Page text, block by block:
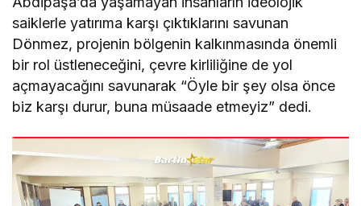
saiklerle yatırıma karşı çıktıklarını savunan
Dönmez, projenin bölgenin kalkınmasında önemli
bir rol üstleneceğini, çevre kirliliğine de yol
açmayacağını savunarak “Öyle bir şey olsa önce
biz karşı durur, buna müsaade etmeyiz” dedi.